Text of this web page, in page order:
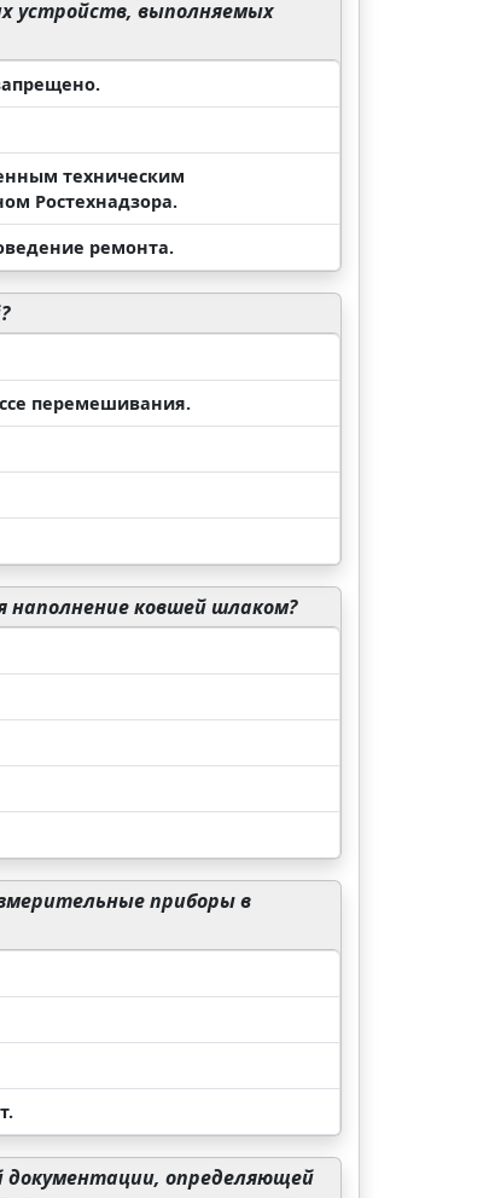
устройств, выполняемых
техническим
Ростехнадзора.
ремонта.
перемешивания.
наполнение ковшей шлаком?
приборы в
документации, определяющей